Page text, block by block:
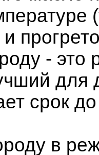
-
для
срок
в